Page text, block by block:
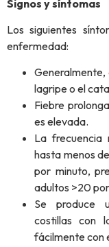
Signos y síntomas
Los siguientes
enfermedad:
lagripe o el
Fiebre
es elevada.
La frecuencia
hasta menos
por minuto,
adultos >20
Se produce
costillas con
fácilmente con